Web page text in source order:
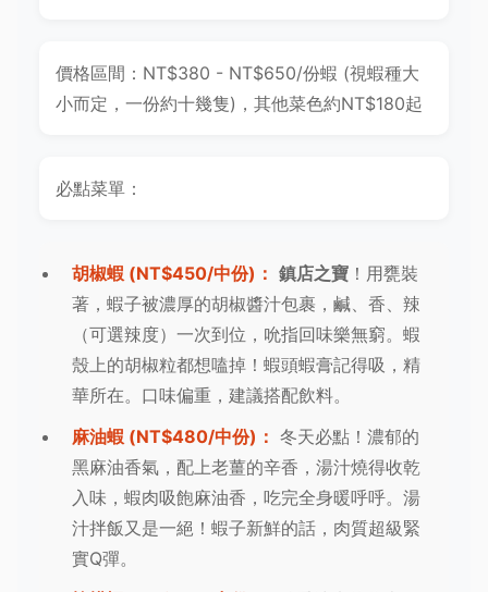
價格區間：NT$380 - NT$650/份蝦 (視蝦種大
小而定，一份約十幾隻)，其他菜色約NT$180起
必點菜單：
胡椒蝦 (NT$450/中份)： 鎮店之寶 ！用甕裝
著，蝦子被濃厚的胡椒醬汁包裹，鹹、香、辣
（可選辣度）一次到位，吮指回味樂無窮。蝦
殼上的胡椒粒都想嗑掉！蝦頭蝦膏記得吸，精
華所在。口味偏重，建議搭配飲料。
麻油蝦 (NT$480/中份)： 冬天必點！濃郁的
黑麻油香氣，配上老薑的辛香，湯汁燒得收乾
入味，蝦肉吸飽麻油香，吃完全身暖呼呼。湯
汁拌飯又是一絕！蝦子新鮮的話，肉質超級緊
實Q彈。